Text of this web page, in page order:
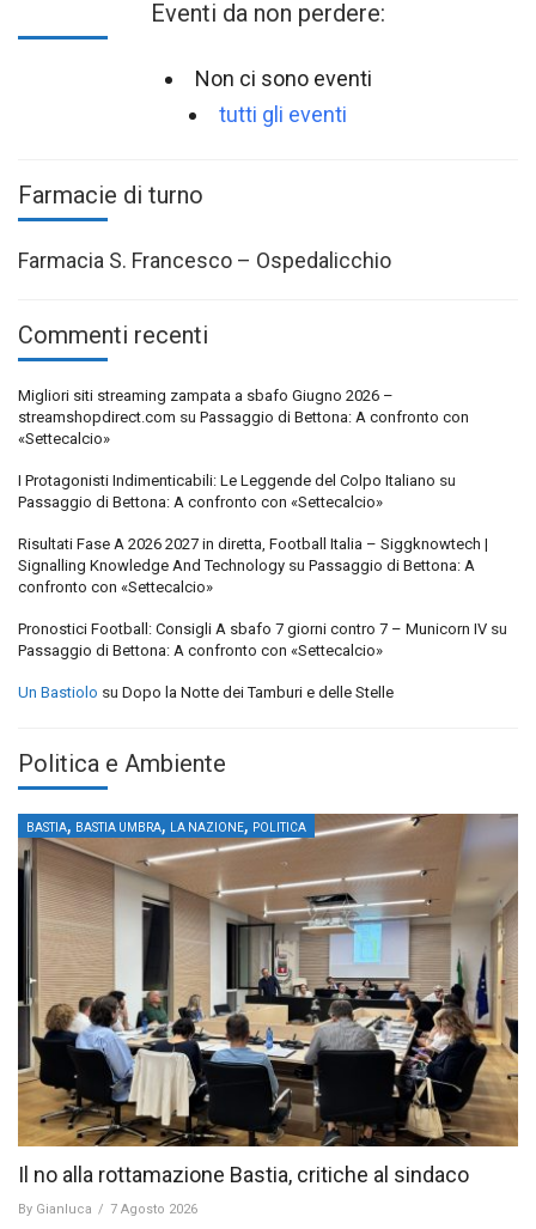
Eventi da non perdere:
Non ci sono eventi
tutti gli eventi
Farmacie di turno
Farmacia S. Francesco – Ospedalicchio
Commenti recenti
Migliori siti streaming zampata a sbafo Giugno 2026 –
streamshopdirect.com su Passaggio di Bettona: A confronto con
«Settecalcio»
I Protagonisti Indimenticabili: Le Leggende del Colpo Italiano su
Passaggio di Bettona: A confronto con «Settecalcio»
Risultati Fase A 2026 2027 in diretta, Football Italia – Siggknowtech |
Signalling Knowledge And Technology su Passaggio di Bettona: A
confronto con «Settecalcio»
Pronostici Football: Consigli A sbafo 7 giorni contro 7 – Municorn IV su
Passaggio di Bettona: A confronto con «Settecalcio»
Un Bastiolo su Dopo la Notte dei Tamburi e delle Stelle
Politica e Ambiente
BASTIA, BASTIA UMBRA, LA NAZIONE, POLITICA
Il no alla rottamazione Bastia, critiche al sindaco
By Gianluca / 7 Agosto 2026